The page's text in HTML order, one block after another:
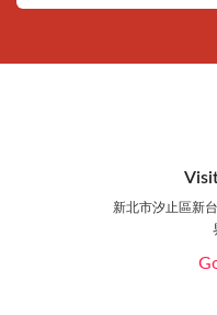
新北市汐止區新